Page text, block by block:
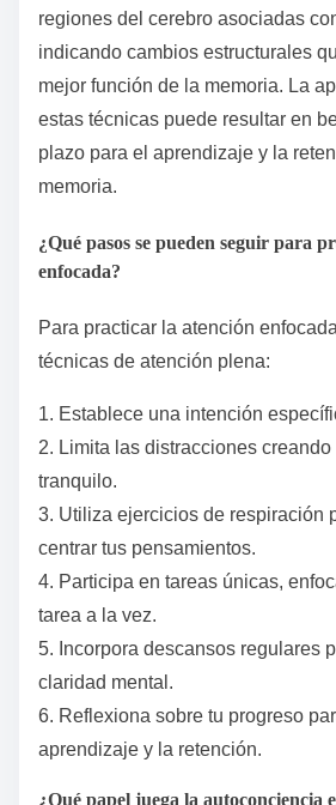
regiones del cerebro asociadas
indicando cambios estructurales
mejor función de la memoria. La
estas técnicas puede resultar en
plazo para el aprendizaje y la
memoria.
¿Qué pasos se pueden seguir para
enfocada?
Para practicar la atención
técnicas de atención plena:
1. Establece una intención
2. Limita las distracciones creando
tranquilo.
3. Utiliza ejercicios de respiración
centrar tus pensamientos.
4. Participa en tareas únicas,
tarea a la vez.
5. Incorpora descansos regulares
claridad mental.
6. Reflexiona sobre tu progreso
aprendizaje y la retención.
¿Qué papel juega la autoconciencia